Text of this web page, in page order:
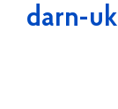
darn-